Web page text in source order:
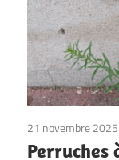
21 novembre 2025
Perruches